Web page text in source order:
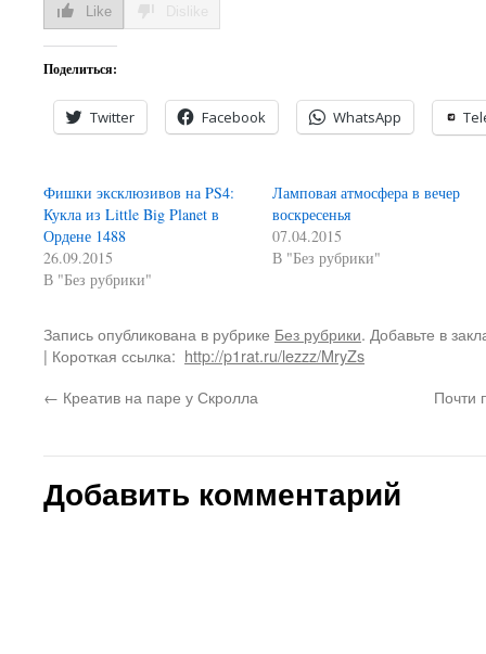
Like
Поделиться:
Twitter Facebook WhatsApp
Фишки эксклюзивов на PS4:
Кукла из Little Big Planet в
Ордене 1488
26.09.2015
В "Без рубрики"
Ламповая атмосфера в вечер
воскресенья
07.04.2015
В "Без рубрики"
Запись опубликована в рубрике Без рубрики. Добавьте в
| Короткая ссылка: http://p1rat.ru/lezzz/MryZs
← Креатив на паре у Скролла Почти
Добавить комментарий